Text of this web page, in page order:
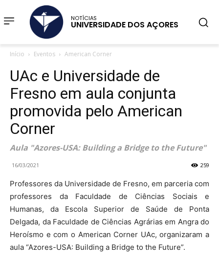
NOTÍCIAS
UNIVERSIDADE DOS AÇORES
Início Eventos American Corner
UAc e Universidade de
Fresno em aula conjunta
promovida pelo American
Corner
Aula "Azores-USA: Building a Bridge to the Future"
16/03/2021 259
Professores da Universidade de Fresno, em parceria com
professores da Faculdade de Ciências Sociais e
Humanas, da Escola Superior de Saúde de Ponta
Delgada, da Faculdade de Ciências Agrárias em Angra do
Heroísmo e com o American Corner UAc, organizaram a
aula “Azores-USA: Building a Bridge to the Future”.